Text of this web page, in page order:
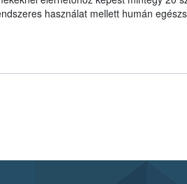
használat mellett humán